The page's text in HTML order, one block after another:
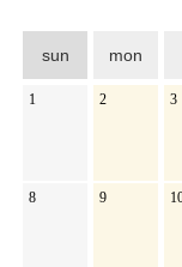
sun mon
1 2 3
8 9